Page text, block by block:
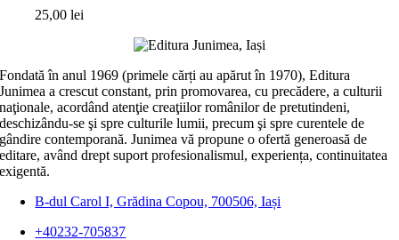
25,00lei
Fondată în anul 1969 (primele cărți au apărut în 1970), Editura
Junimea a crescut constant, prin promovarea, cu precădere, a culturii
naţionale, acordând atenţie creaţiilor românilor de pretutindeni,
deschizându-se şi spre culturile lumii, precum şi spre curentele de
gândire contemporană. Junimea vă propune o ofertă generoasă de
editare, având drept suport profesionalismul, experiența, continuitatea
exigentă.
B-dul Carol I, Grădina Copou, 700506, Iași
+40232-705837